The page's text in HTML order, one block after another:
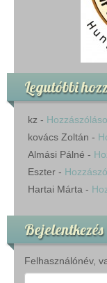
Legutóbbi
kz -
kovács Zoltán -
Almási Pálné -
Eszter -
Hartai Márta -
Bejelentkezés
Felhasználónév,